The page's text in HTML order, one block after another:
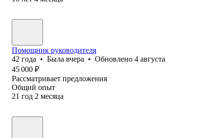
Помощник руководителя
42 года • Была вчера • Обновлено 4 августа
45 000 ₽
Рассматривает предложения
Общий опыт
21 год 2 месяца